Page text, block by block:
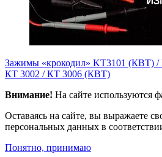
Зажимы «крокодил» KT3101 (КВТ)
КТ 3002 / КТ 3006 (КВТ)
Внимание! На сайте используются
Оставаясь на сайте, вы выражаете
персональных данных в
Понятно, принимаю